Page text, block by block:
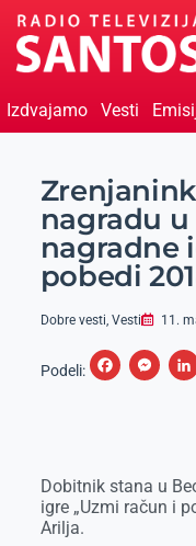
Izdvajamo Vesti
nagradu
nagradne
pobedi
Dobre vesti, Vesti 11.
Podeli:
F
b
o
M
e
n
Dobitnik stana u
igre „Uzmi račun i
Arilja.